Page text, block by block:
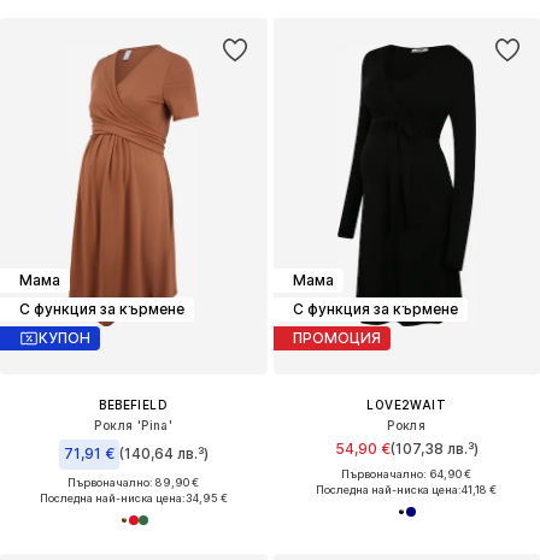
Мама
С функция за кърмене
КУПОН
BEBEFIELD
Рокля 'Pina'
71,91 € (140,64 лв.³)
Първоначално: 89,90 €
Последна най-ниска цена:34,95 €
Мама
С функция за кърмене
ПРОМОЦИЯ
LOVE2WAIT
Рокля
54,90 €(107,38 лв.³)
Първоначално: 64,90 €
Последна най-ниска цена:41,18 €